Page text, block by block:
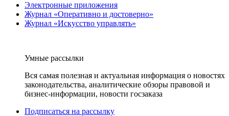
Электронные приложения
Журнал «Оперативно и достоверно»
Журнал «Искусство управлять»
Умные рассылки
Вся самая полезная и актуальная информация о новостях
законодательства, аналитические обзоры правовой и
бизнес-информации, новости госзаказа
Подписаться на рассылку